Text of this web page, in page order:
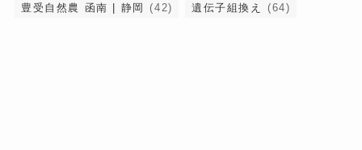
豊受自然農 函南 | 静岡 (42) 遺伝子組換え (64)